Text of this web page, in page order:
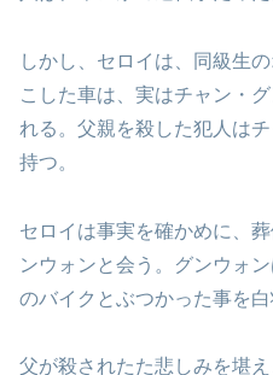
しかし、セロイは、同級生
こした車は、実はチャン・
れる。父親を殺した犯人は
持つ。
セロイは事実を確かめに、
ンウォンと会う。グンウォ
のバイクとぶつかった事を白
父が殺されたた悲しみを堪